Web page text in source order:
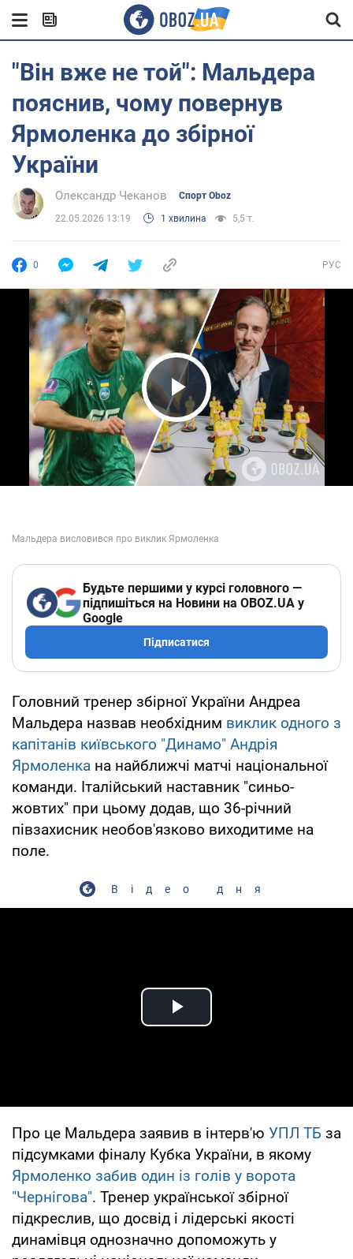
"Він вже не той": Мальдера
пояснив, чому повернув
Ярмоленка до збірної
України
Олександр Чеканов Спорт Oboz
22.05.2026 13:19 1 хвилина 5,5 т.
0 РУС
Play Video
Будьте першими у курсі головного —
підпишіться на Новини на OBOZ.UA у
Google
Підписатися
Головний тренер збірної України Андреа
Мальдера назвав необхідним виклик одного з
капітанів київського "Динамо" Андрія
Ярмоленка на найближчі матчі національної
команди. Італійський наставник "синьо-
жовтих" при цьому додав, що 36-річний
півзахисник необов'язково виходитиме на
поле.
Відео дня
Play Video
Про це Мальдера заявив в інтерв'ю УПЛ ТБ за
підсумками фіналу Кубка України, в якому
Ярмоленко забив один із голів у ворота
"Чернігова". Тренер української збірної
підкреслив, що досвід і лідерські якості
динамівця однозначно допоможуть у